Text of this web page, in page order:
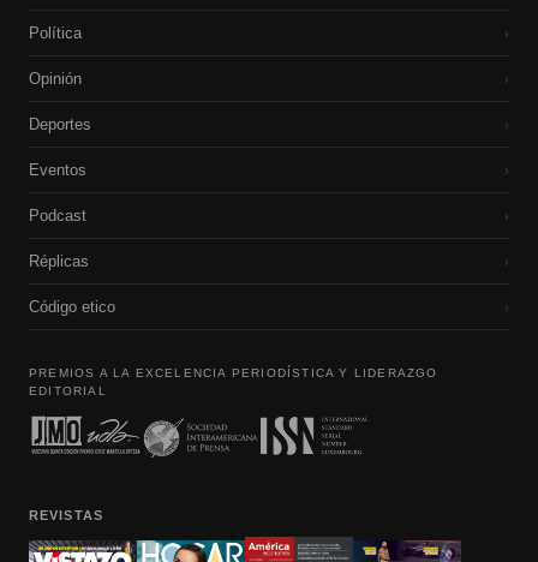
Política ›
Opinión ›
Deportes ›
Eventos ›
Podcast ›
Réplicas ›
Código etico ›
PREMIOS A LA EXCELENCIA PERIODÍSTICA Y LIDERAZGO
EDITORIAL
REVISTAS